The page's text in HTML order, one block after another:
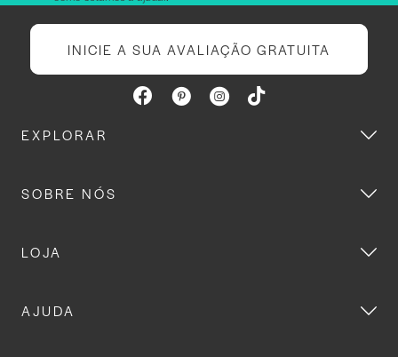
INICIE A SUA AVALIAÇÃO GRATUITA
EXPLORAR
SOBRE NÓS
LOJA
AJUDA